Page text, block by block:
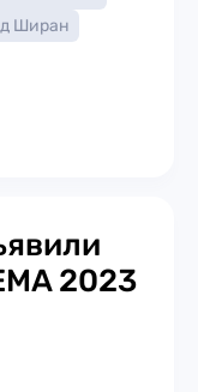
Ширан
2023